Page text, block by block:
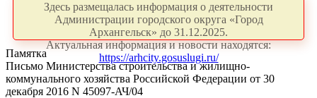
Здесь размещалась информация о деятельности
Администрации городского округа «Город
Архангельск» до 31.12.2025.
Актуальная информация и новости находятся:
https://arhcity.gosuslugi.ru/
Памятка
Письмо Министерства строительства и жилищно-
коммунального хозяйства Российской Федерации от 30
декабря 2016 N 45097-АЧ/04